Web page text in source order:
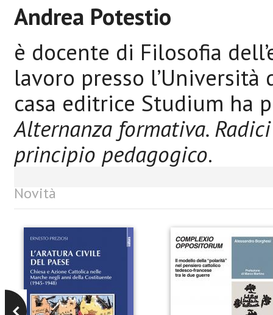
Andrea Potestio
è docente di Filosofia
lavoro presso
casa editrice Studium ha
Alternanza formativa.
principio pedagogico.
Novità